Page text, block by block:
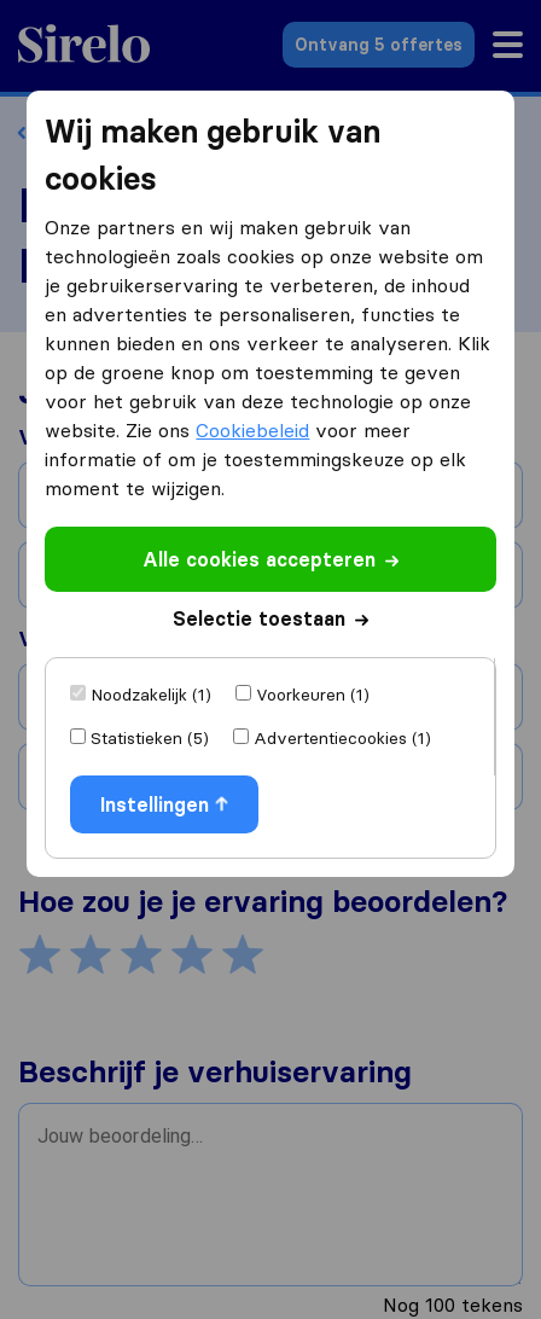
Sirelo.nl
Ontvang 5 offertes
Terug naar profiel
Beoordeel Daily
Movers
Jouw verhuiservaring
Verhuisd van
Stad
Verhuisd naar
Stad
Land
Hoe zou je je ervaring beoordelen?
Beschrijf je verhuiservaring
Nog 100 tekens
Wij maken gebruik van
cookies
Onze partners en wij maken gebruik van
technologieën zoals cookies op onze website om
je gebruikerservaring te verbeteren, de inhoud
en advertenties te personaliseren, functies te
kunnen bieden en ons verkeer te analyseren. Klik
op de groene knop om toestemming te geven
voor het gebruik van deze technologie op onze
website. Zie onsCookiebeleid voor meer
informatie of om je toestemmingskeuze op elk
moment te wijzigen.
Alle cookies accepteren
Selectie toestaan
Noodzakelijk (1)
Voorkeuren (1)
Statistieken (5)
Advertentiecookies (1)
Instellingen